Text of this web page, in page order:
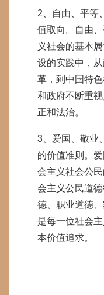
2、自由、平等
值取向。自由
义社会的基本
设的实践中，
革，到中国特
和政府不断重
正和法治。
3、爱国、敬业
的价值准则。
会主义社会公
会主义公民道
德、职业道德
是每一位社会
本价值追求。